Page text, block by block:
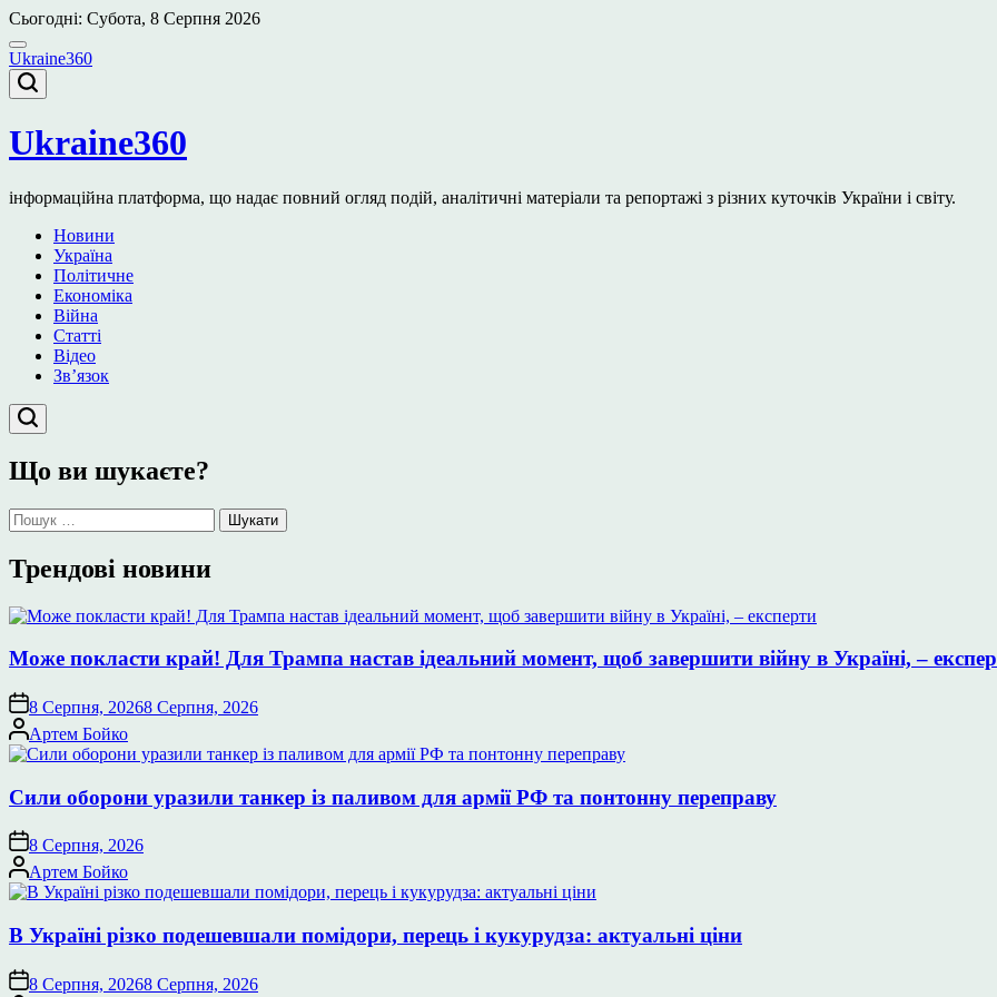
Перейти
до
вмісту
Сьогодні: Субота, 8 Серпня 2026
Ukraine360
Ukraine360
інформаційна платформа, що надає повний огляд подій, аналітичні матеріали та репортажі з різних куточків України і світу.
Новини
Україна
Політичне
Економіка
Війна
Статті
Відео
Зв’язок
Що ви шукаєте?
Пошук:
Трендові новини
Може покласти край! Для Трампа настав ідеальний момент, щоб завершити війну в Україні, –
8 Серпня, 20268 Серпня, 2026
Опубліковано
Артем Бойко
Сили оборони уразили танкер із паливом для армії РФ та понтонну переправу
8 Серпня, 2026
Опубліковано
Артем Бойко
В Україні різко подешевшали помідори, перець і кукурудза: актуальні ціни
8 Серпня, 20268 Серпня, 2026